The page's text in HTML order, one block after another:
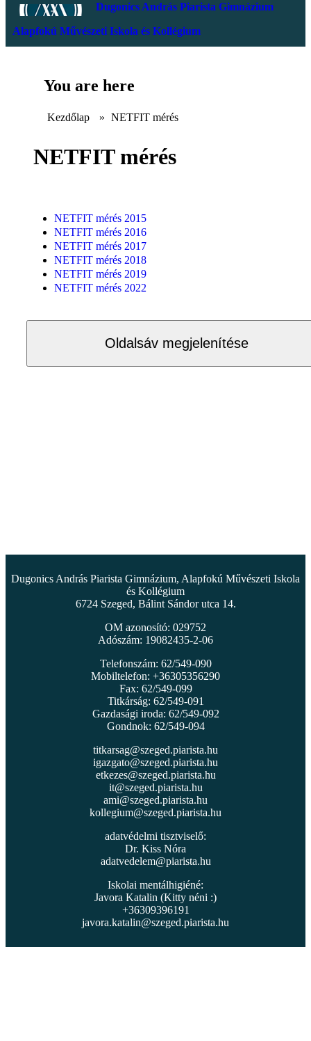
Dugonics András Piarista Gimnázium
Alapfokú Művészeti Iskola és Kollégium
You are here
Kezdőlap » NETFIT mérés
NETFIT mérés
NETFIT mérés 2015
NETFIT mérés 2016
NETFIT mérés 2017
NETFIT mérés 2018
NETFIT mérés 2019
NETFIT mérés 2022
Oldalsáv megjelenítése
Dugonics András Piarista Gimnázium, Alapfokú Művészeti Iskola
és Kollégium
6724 Szeged, Bálint Sándor utca 14.
OM azonosító: 029752
Adószám: 19082435-2-06
Telefonszám: 62/549-090
Mobiltelefon: +36305356290
Fax: 62/549-099
Titkárság: 62/549-091
Gazdasági iroda: 62/549-092
Gondnok: 62/549-094
titkarsag@szeged.piarista.hu
igazgato@szeged.piarista.hu
etkezes@szeged.piarista.hu
it@szeged.piarista.hu
ami@szeged.piarista.hu
kollegium@szeged.piarista.hu
adatvédelmi tisztviselő:
Dr. Kiss Nóra
adatvedelem@piarista.hu
Iskolai mentálhigiéné:
Javora Katalin (Kitty néni :)
+36309396191
javora.katalin@szeged.piarista.hu